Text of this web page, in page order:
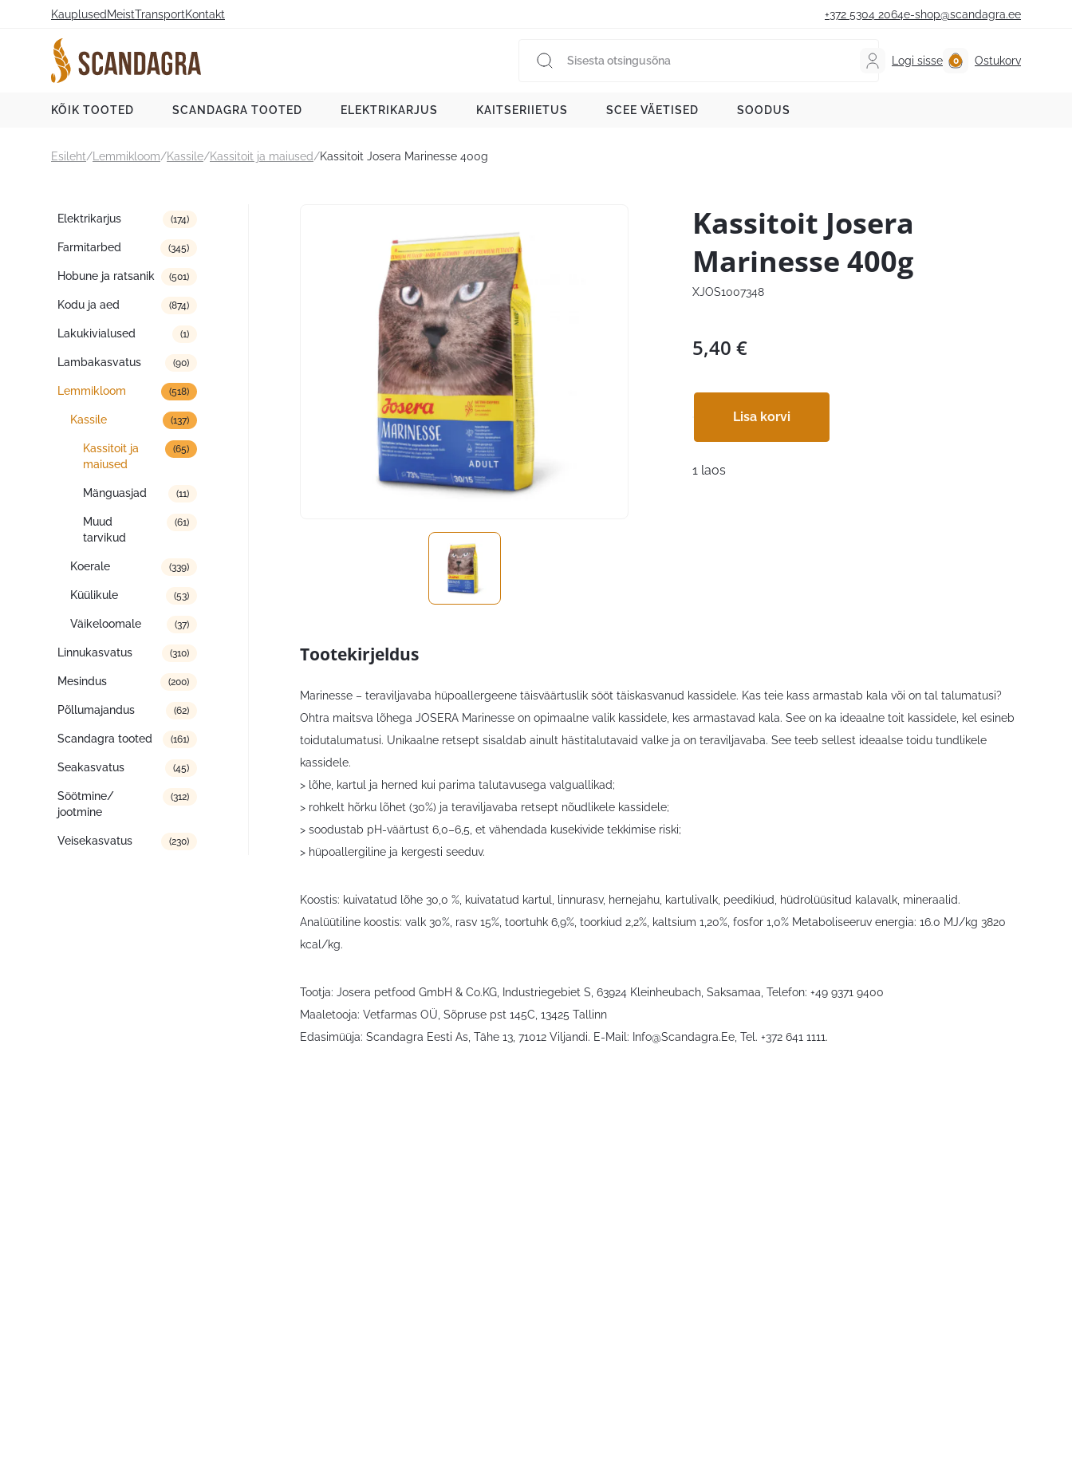
Kauplused MeistTransportKontakt +372 5304 2064e-shop@scandagra.ee
Logi sisse Ostukorv
KÕIK TOOTED SCANDAGRA TOOTED ELEKTRIKARJUS KAITSERIIETUS SCEE VÄETISED SOODUS
Esileht/ Lemmikloom/Kassile/Kassitoit ja maiused/Kassitoit Josera Marinesse 400g
Tootekategooriad
Elektrikarjus (174)
Farmitarbed (345)
Hobune ja ratsanik (501)
Kodu ja aed (874)
Lakukivialused (1)
Lambakasvatus (90)
Lemmikloom (518)
Kassile (137)
Kassitoit ja
maiused
(65)
Mänguasjad (11)
Muud
tarvikud
(61)
Koerale (339)
Küülikule (53)
Väikeloomale (37)
Linnukasvatus (310)
Mesindus (200)
Põllumajandus (62)
Scandagra tooted (161)
Seakasvatus (45)
Söötmine/
jootmine
(312)
Veisekasvatus (230)
Kassitoit Josera
Marinesse 400g
XJOS1007348
5,40 €
Lisa korvi
1 laos
Tootekirjeldus
Marinesse – teraviljavaba hüpoallergeene täisväärtuslik sööt täiskasvanud kassidele. Kas teie kass armastab kala või on tal talumatusi?
Ohtra maitsva lõhega JOSERA Marinesse on opimaalne valik kassidele, kes armastavad kala. See on ka ideaalne toit kassidele, kel esineb
toidutalumatusi. Unikaalne retsept sisaldab ainult hästitalutavaid valke ja on teraviljavaba. See teeb sellest ideaalse toidu tundlikele
kassidele.
> lõhe, kartul ja herned kui parima talutavusega valguallikad;
> rohkelt hõrku lõhet (30%) ja teraviljavaba retsept nõudlikele kassidele;
> soodustab pH-väärtust 6,0–6,5, et vähendada kusekivide tekkimise riski;
> hüpoallergiline ja kergesti seeduv.
Koostis: kuivatatud lõhe 30,0 %, kuivatatud kartul, linnurasv, hernejahu, kartulivalk, peedikiud, hüdrolüüsitud kalavalk, mineraalid.
Analüütiline koostis: valk 30%, rasv 15%, toortuhk 6,9%, toorkiud 2,2%, kaltsium 1,20%, fosfor 1,0% Metaboliseeruv energia: 16.0 MJ/kg 3820
kcal/kg.
Tootja: Josera petfood GmbH & Co.KG, Industriegebiet S, 63924 Kleinheubach, Saksamaa, Telefon: +49 9371 9400
Maaletooja: Vetfarmas OÜ, Sõpruse pst 145C, 13425 Tallinn
Edasimüüja: Scandagra Eesti As, Tähe 13, 71012 Viljandi. E-Mail: Info@Scandagra.Ee , Tel. +372 641 1111.